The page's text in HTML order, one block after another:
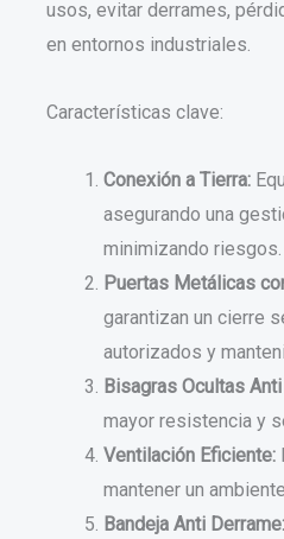
usos, evitar derrames,
en entornos industriales.
Características clave:
Conexión a Tierra:
asegurando una
minimizando riesgos.
Puertas Metálicas
garantizan un cierre
autorizados y
Bisagras Ocultas
mayor resistencia y
Ventilación Eficiente:
mantener un
Bandeja Anti Derrame: